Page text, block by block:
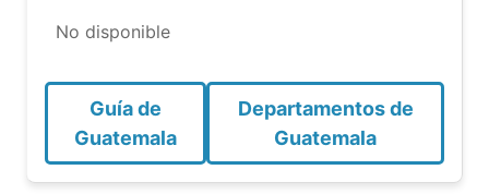
No disponible
Guía de
Guatemala
Departamentos de
Guatemala